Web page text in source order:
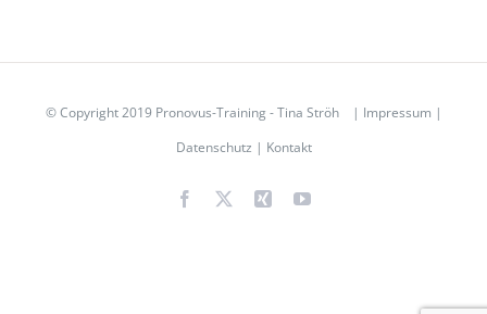
© Copyright 2019 Pronovus-Training - Tina Ströh | Impressum |
Datenschutz | Kontakt
Facebook Xing YouTube